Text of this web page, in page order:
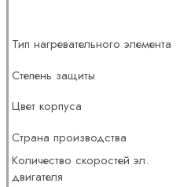
Тип нагревательного элемента
Степень защиты
Цвет корпуса
Страна производства
Количество скоростей эл.
двигателя